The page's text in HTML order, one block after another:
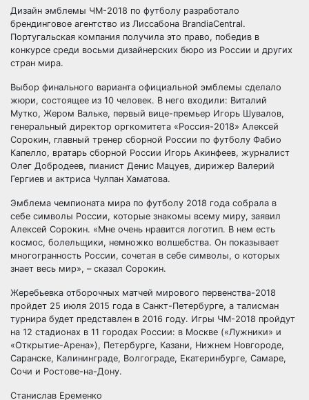
Дизайн эмблемы ЧМ-2018 по футболу разработало
брендинговое агентство из Лиссабона BrandiaCentral.
Португальская компания получила это право, победив в
конкурсе среди восьми дизайнерских бюро из России и других
стран мира.
Выбор финального варианта официальной эмблемы сделало
жюри, состоящее из 10 человек. В него входили: Виталий
Мутко, Жером Вальке, первый вице-премьер Игорь Шувалов,
генеральный директор оргкомитета «Россия-2018» Алексей
Сорокин, главный тренер сборной России по футболу Фабио
Капелло, вратарь сборной России Игорь Акинфеев, журналист
Олег Добродеев, пианист Денис Мацуев, дирижер Валерий
Гергиев и актриса Чулпан Хаматова.
Эмблема чемпионата мира по футболу 2018 года собрала в
себе символы России, которые знакомы всему миру, заявил
Алексей Сорокин. «Мне очень нравится логотип. В нем есть
космос, болельщики, немножко волшебства. Он показывает
многогранность России, сочетая в себе символы, о которых
знает весь мир», – сказал Сорокин.
Жеребьевка отборочных матчей мирового первенства-2018
пройдет 25 июля 2015 года в Санкт-Петербурге, а талисман
турнира будет представлен в 2016 году. Игры ЧМ-2018 пройдут
на 12 стадионах в 11 городах России: в Москве («Лужники» и
«Открытие-Арена»), Петербурге, Казани, Нижнем Новгороде,
Саранске, Калининграде, Волгограде, Екатеринбурге, Самаре,
Сочи и Ростове-на-Дону.
Станислав Еременко